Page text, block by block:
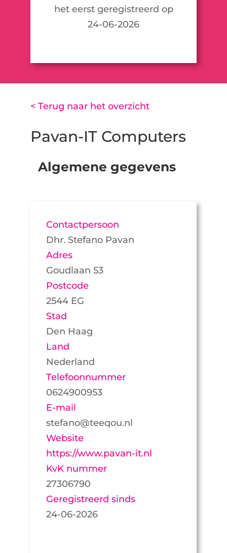
het eerst geregistreerd op
24-06-2026
< Terug naar het overzicht
Pavan-IT Computers
Algemene gegevens
Contactpersoon
Dhr. Stefano Pavan
Adres
Goudlaan 53
Postcode
2544 EG
Stad
Den Haag
Land
Nederland
Telefoonnummer
0624900953
E-mail
stefano@teeqou.nl
Website
https://www.pavan-it.nl
KvK nummer
27306790
Geregistreerd sinds
24-06-2026